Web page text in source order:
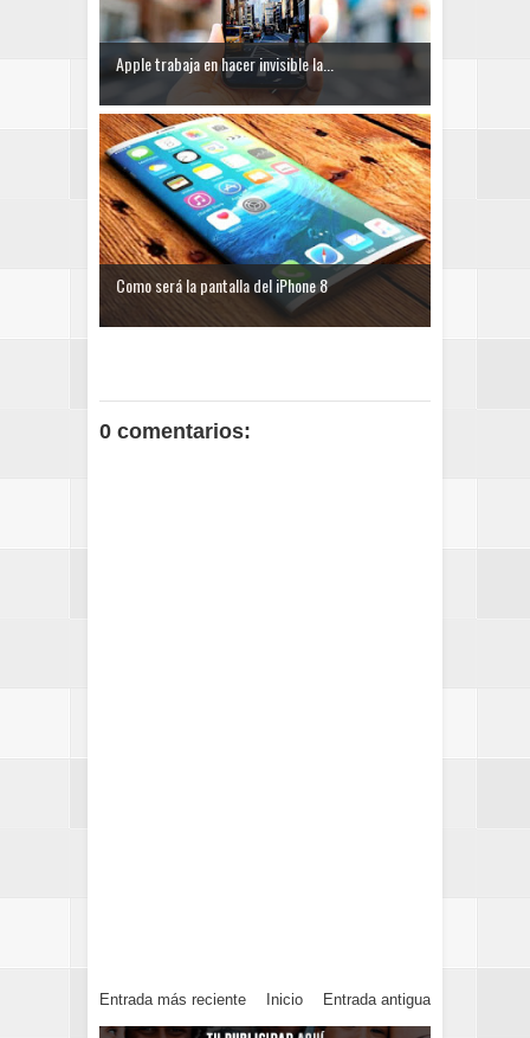
Apple trabaja en hacer invisible la...
Como será la pantalla del iPhone 8
0 comentarios:
Entrada más reciente Entrada antigua
Inicio